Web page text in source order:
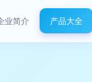
业简介 产品大全